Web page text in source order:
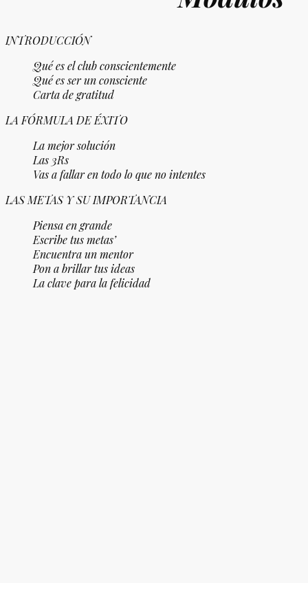
INTRODUCCIÓN
Qué es el club conscientemente
Qué es ser un consciente
Carta de gratitud
LA FÓRMULA DE ÉXITO
La mejor solución
Las 3Rs
Vas a fallar en todo lo que no intentes
LAS METAS Y SU IMPORTANCIA
Piensa en grande
Escribe tus metas’
Encuentra un mentor
Pon a brillar tus ideas
La clave para la felicidad